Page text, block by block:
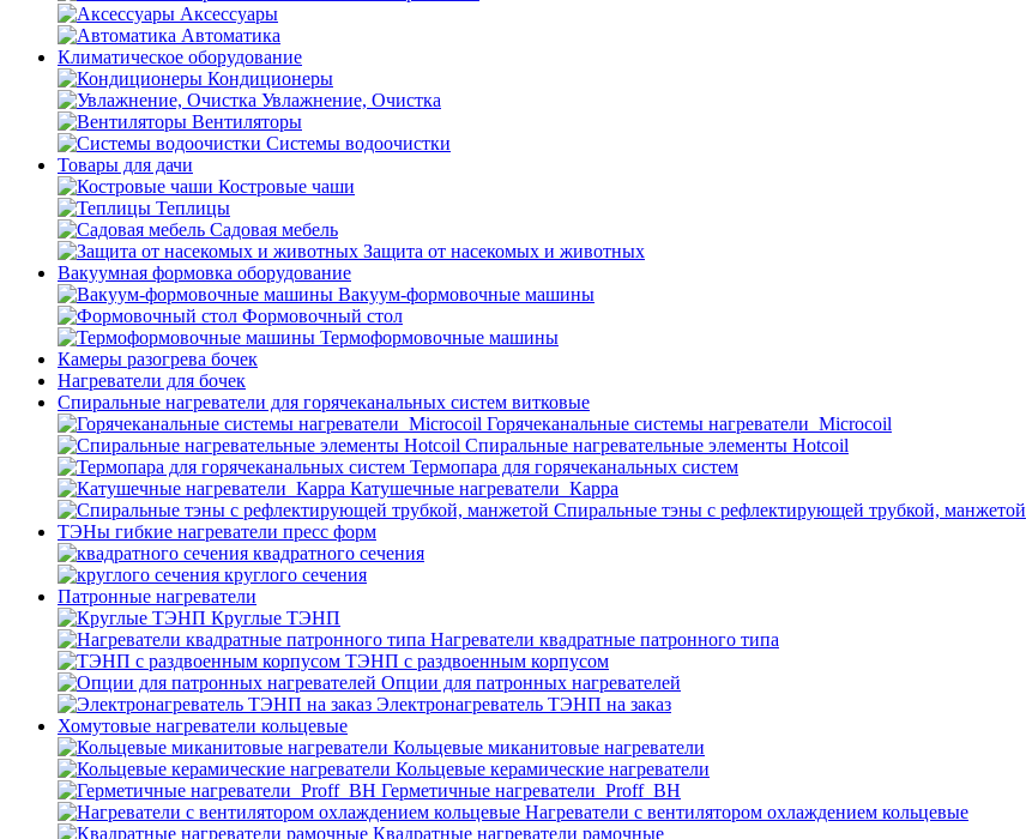
Аксессуары
Автоматика
Климатическое оборудование
Кондиционеры
Увлажнение, Очистка
Вентиляторы
Системы водоочистки
Товары для дачи
Костровые чаши
Теплицы
Садовая мебель
Защита от насекомых и животных
Вакуумная формовка оборудование
Вакуум-формовочные машины
Формовочный стол
Термоформовочные машины
Камеры разогрева бочек
Нагреватели для бочек
Спиральные нагреватели для горячеканальных систем витковые
Горячеканальные системы нагреватели_Microcoil
Спиральные нагревательные элементы Hotcoil
Термопара для горячеканальных систем
Катушечные нагреватели_Карра
Спиральные тэны с рефлектирующей трубкой, манжетой
ТЭНы гибкие нагреватели пресс форм
квадратного сечения
круглого сечения
Патронные нагреватели
Круглые ТЭНП
Нагреватели квадратные патронного типа
ТЭНП с раздвоенным корпусом
Опции для патронных нагревателей
Электронагреватель ТЭНП на заказ
Хомутовые нагреватели кольцевые
Кольцевые миканитовые нагреватели
Кольцевые керамические нагреватели
Герметичные нагреватели_Proff_BH
Нагреватели с вентилятором охлаждением кольцевые
Квадратные нагреватели рамочные